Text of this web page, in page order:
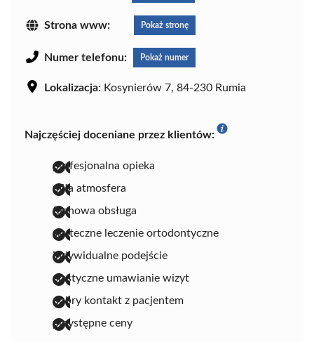
Strona www: Pokaż stronę
Numer telefonu: Pokaż numer
Lokalizacja: Kosynierów 7, 84-230 Rumia
Najczęściej doceniane przez klientów:
profesjonalna opieka
miła atmosfera
fachowa obsługa
skuteczne leczenie ortodontyczne
indywidualne podejście
elastyczne umawianie wizyt
dobry kontakt z pacjentem
przystępne ceny